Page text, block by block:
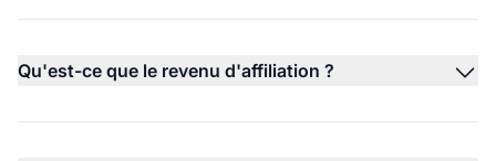
Qu'est-ce que le revenu d'affiliation ?